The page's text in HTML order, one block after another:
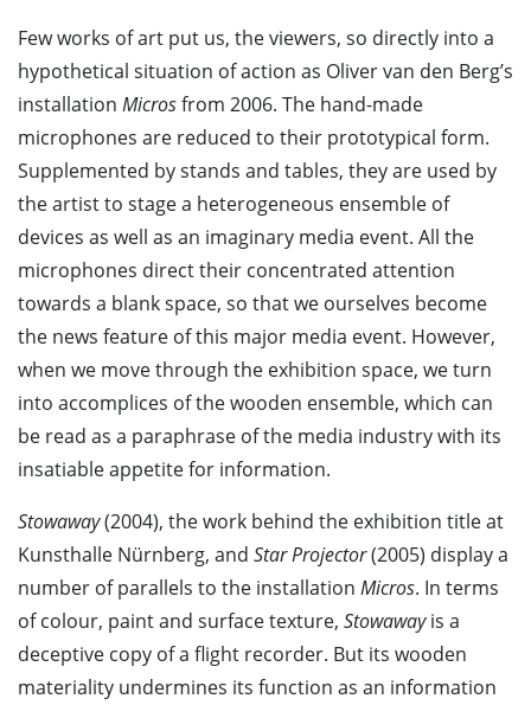
Few works of art put us, the viewers, so directly into a
hypothetical situation of action as Oliver van den Berg’s
installation Microsfrom 2006. The hand-made
microphones are reduced to their prototypical form.
Supplemented by stands and tables, they are used by
the artist to stage a heterogeneous ensemble of
devices as well as an imaginary media event. All the
microphones direct their concentrated attention
towards a blank space, so that we ourselves become
the news feature of this major media event. However,
when we move through the exhibition space, we turn
into accomplices of the wooden ensemble, which can
be read as a paraphrase of the media industry with its
insatiable appetite for information.
Stowaway(2004), the work behind the exhibition title at
Kunsthalle Nürnberg, and Star Projector(2005) display a
number of parallels to the installation Micros. In terms
of colour, paint and surface texture, Stowawayis a
deceptive copy of a flight recorder. But its wooden
materiality undermines its function as an information